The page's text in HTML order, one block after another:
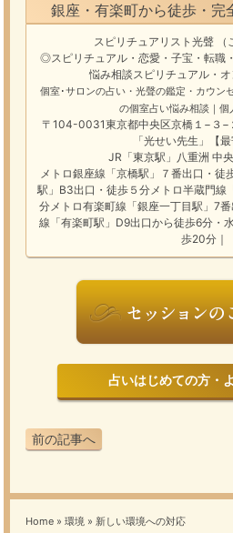
銀座・有楽町から徒歩・
スピリチュアリスト光聲（
◎スピリチュアル・恋愛・子宝・転職
悩み相談スピリチュアル・
個室･サロンの占い・光聲の鑑定・カウン
の個室占い悩み相談｜個
〒104-0031東京都中央区京橋１−３−
「光せい先生」【最
JR「東京駅」八重洲 中
メトロ銀座線「京橋駅」７番出口・徒
駅」B3出口・徒歩５分メトロ半蔵門線
分メトロ有楽町線「銀座一丁目駅」7
線「有楽町駅」D9出口から徒歩6分・
歩20分｜
占いはじめての方
前の記事へ
Home » 環境 » 新しい環境への対応